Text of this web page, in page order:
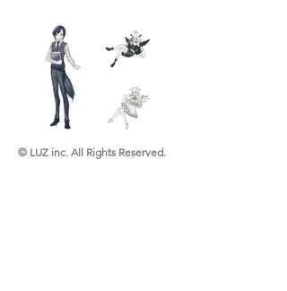
© LUZ inc. All Rights Reserved.